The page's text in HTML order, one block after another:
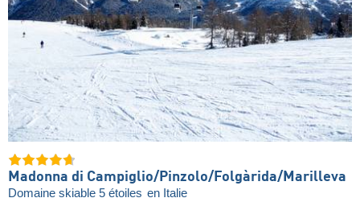
Madonna di Campiglio/​Pinzolo/​Folgàrida/​Marilleva
Domaine skiable 5 étoiles en Italie